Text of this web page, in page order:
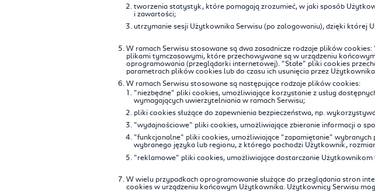
tworzenia statystyk, które pomagają zrozumieć, w jaki sposób
i zawartości;
utrzymanie sesji Użytkownika Serwisu (po zalogowaniu), dzięki której
W ramach Serwisu stosowane są dwa zasadnicze rodzaje plików
plikami tymczasowymi, które przechowywane są w urządzeniu
oprogramowania (przeglądarki internetowej). "Stałe" pliki cookies
parametrach plików cookies lub do czasu ich usunięcia przez Użytkownika.
W ramach Serwisu stosowane są następujące rodzaje plików cookies:
"niezbędne" pliki cookies, umożliwiające korzystanie z usług
wymagających uwierzytelniania w ramach Serwisu;
pliki cookies służące do zapewnienia bezpieczeństwa, np.
"wydajnościowe" pliki cookies, umożliwiające zbieranie informacji o
"funkcjonalne" pliki cookies, umożliwiające "zapamiętanie"
wybranego języka lub regionu, z którego pochodzi Użytkownik,
"reklamowe" pliki cookies, umożliwiające dostarczanie
W wielu przypadkach oprogramowanie służące do przeglądania stron
cookies w urządzeniu końcowym Użytkownika. Użytkownicy Serwisu